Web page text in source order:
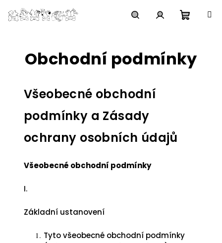
na
obsah
košík
Obchodní podmínky
Všeobecné obchodní
podmínky a Zásady
ochrany osobních údajů
Všeobecné obchodní podmínky
I.
Základní ustanovení
Tyto všeobecné obchodní podmínky